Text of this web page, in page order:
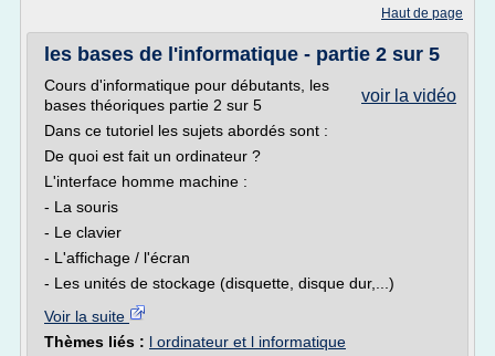
Haut de page
les bases de l'informatique - partie 2 sur 5
voir la vidéo
Cours d'informatique pour débutants, les
bases théoriques partie 2 sur 5
Dans ce tutoriel les sujets abordés sont :
De quoi est fait un ordinateur ?
L'interface homme machine :
- La souris
- Le clavier
- L'affichage / l'écran
- Les unités de stockage (disquette, disque dur,...)
Voir la suite
Thèmes liés : l ordinateur et l informatique